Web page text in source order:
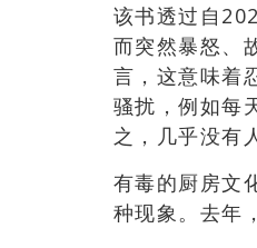
该书透过自
而突然暴怒、
言，这意味着
骚扰，例如每
之，几乎没有
有毒的厨房文
种现象。去年